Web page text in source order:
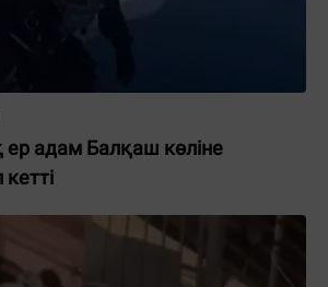
адам Балқаш көліне